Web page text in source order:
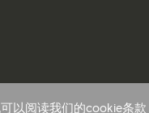
以阅读我们的cookie条款